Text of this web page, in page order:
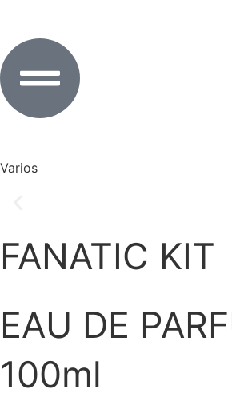
Varios
FANATIC KIT
EAU DE
100ml